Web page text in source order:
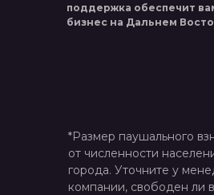
*Размер паушального
от численности
города. Уточните у
компании, свободен ли
поддержка обеспечит
бизнес на Дальнем